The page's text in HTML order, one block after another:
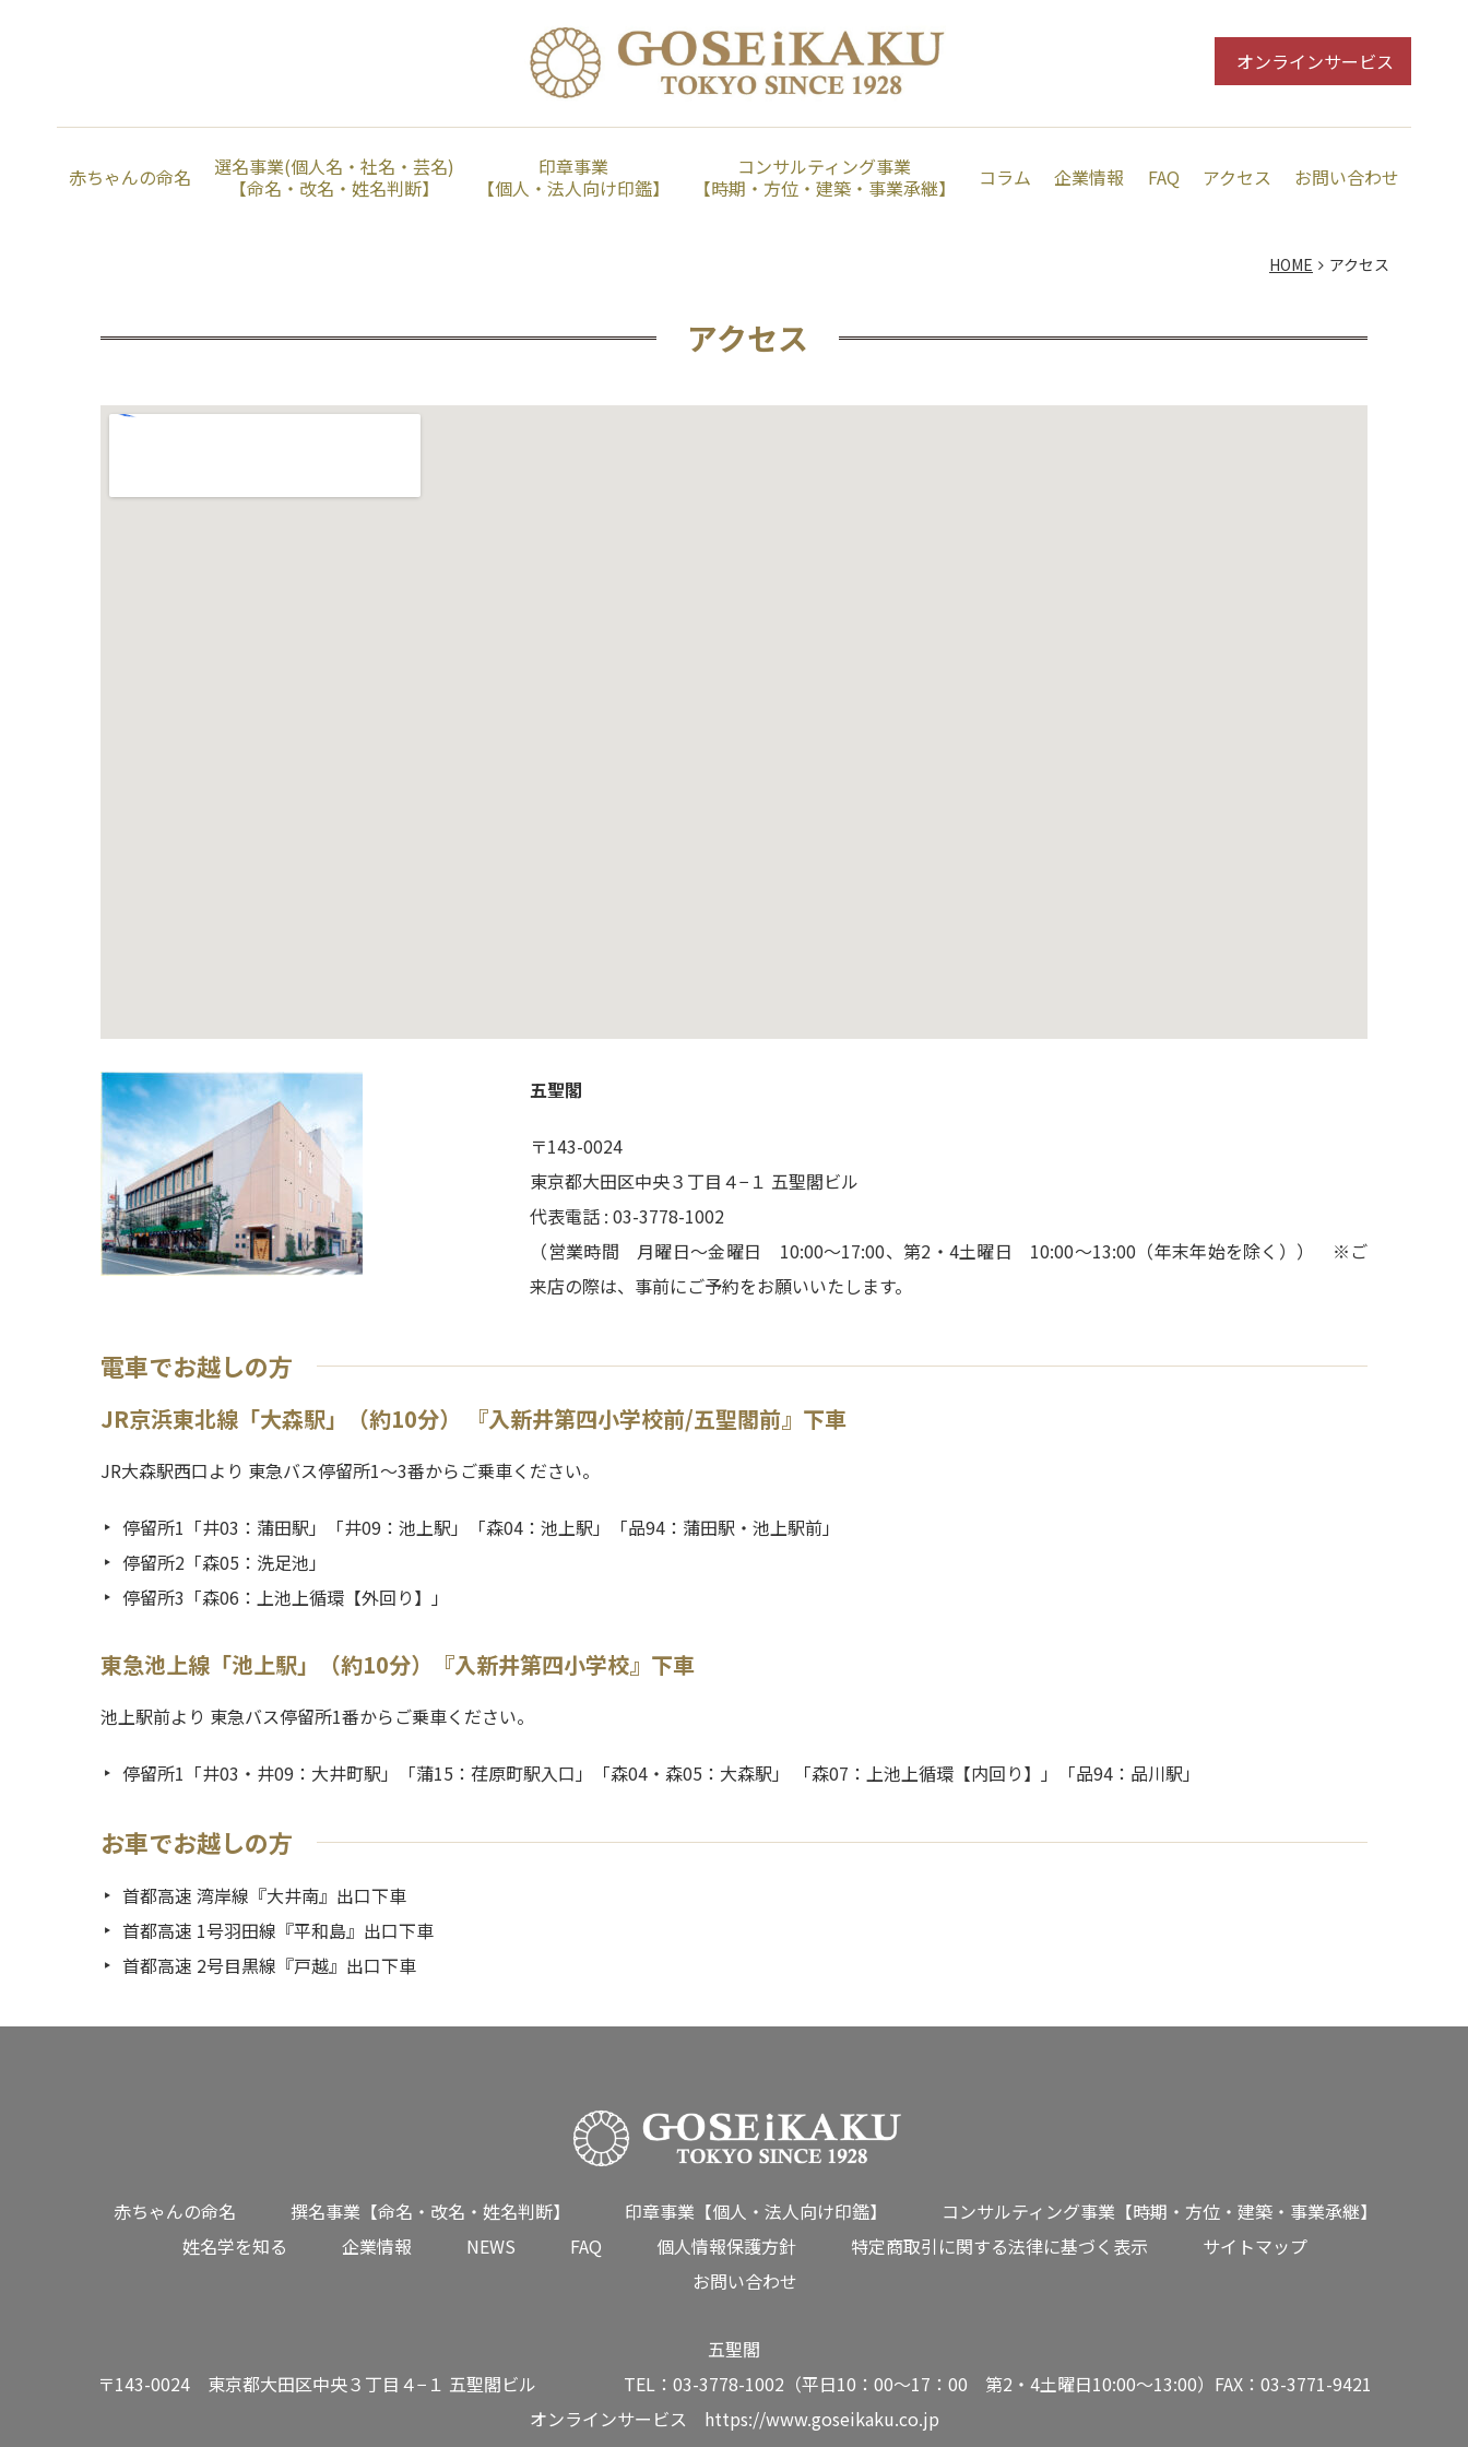
オンラインサービス
赤ちゃんの命名
選名事業(個人名・社名・芸名)
【命名・改名・姓名判断】
印章事業
【個人・法人向け印鑑】
コンサルティング事業
【時期・方位・建築・事業承継】
コラム 企業情報 FAQ アクセス お問い合わせ
HOME アクセス
アクセス
五聖閣
〒143-0024
東京都大田区中央３丁目４−１ 五聖閣ビル
代表電話 : 03-3778-1002
（営業時間 月曜日～金曜日 10:00～17:00、第2・4土曜日 10:00～13:00（年末年始を除く）） ※ご
来店の際は、事前にご予約をお願いいたします。
電車でお越しの方
JR京浜東北線「大森駅」（約10分） 『入新井第四小学校前/五聖閣前』下車
JR大森駅西口より 東急バス停留所1～3番からご乗車ください。
停留所1「井03：蒲田駅」「井09：池上駅」「森04：池上駅」「品94：蒲田駅・池上駅前」
停留所2「森05：洗足池」
停留所3「森06：上池上循環【外回り】」
東急池上線「池上駅」（約10分）『入新井第四小学校』下車
池上駅前より 東急バス停留所1番からご乗車ください。
停留所1「井03・井09：大井町駅」「蒲15：荏原町駅入口」「森04・森05：大森駅」 「森07：上池上循環【内回り】」「品94：品川駅」
お車でお越しの方
首都高速 湾岸線『大井南』出口下車
首都高速 1号羽田線『平和島』出口下車
首都高速 2号目黒線『戸越』出口下車
赤ちゃんの命名 撰名事業【命名・改名・姓名判断】 印章事業【個人・法人向け印鑑】
コンサルティング事業【時期・方位・建築・事業承継】
姓名学を知る
企業情報 NEWS FAQ 個人情報保護方針 特定商取引に関する法律に基づく表示
サイトマップ
お問い合わせ
五聖閣
〒143-0024 東京都大田区中央３丁目４−１ 五聖閣ビル TEL：03-3778-1002（平日10：00～17：00 第2・4土曜日10:00～13:00）FAX：03-3771-9421
オンラインサービス https://www.goseikaku.co.jp